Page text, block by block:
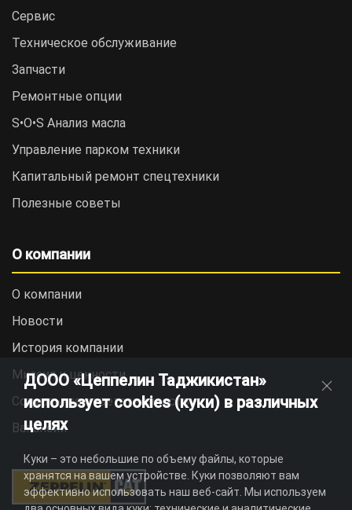
Сервис
Техническое обслуживание
Запчасти
Ремонтные опции
S•O•S Анализ масла
Управление парком техники
Капитальный ремонт спецтехники
Полезные советы
О компании
О компании
Новости
История компании
Миссия и ценности
Социальная ответственность
Вакансии
ДООО «Цеппелин Таджикистан»
использует cookies (куки) в различных
целях
Куки – это небольшие по объему файлы, которые
хранятся на вашем устройстве. Куки позволяют вам
эффективно использовать наш веб-сайт. Мы используем